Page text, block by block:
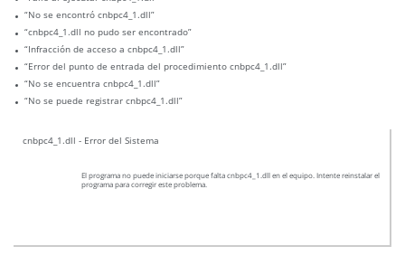
“No se encontró cnbpc4_1.dll”
“cnbpc4_1.dll no pudo ser encontrado”
“Infracción de acceso a cnbpc4_1.dll”
“Error del punto de entrada del procedimiento cnbpc4_1.dll”
“No se encuentra cnbpc4_1.dll”
“No se puede registrar cnbpc4_1.dll”
cnbpc4_1.dll - Error del Sistema
El programa no puede iniciarse porque falta cnbpc4_1.dll en el equipo. Intente reinstalar el
programa para corregir este problema.